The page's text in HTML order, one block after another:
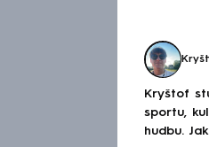
Kryštof
sportu,
hudbu.